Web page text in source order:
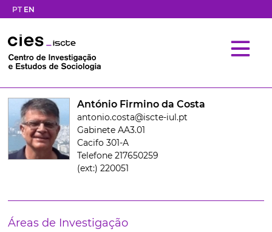
PT EN
António Firmino da Costa
antonio.costa@iscte-iul.pt
Gabinete AA3.01
Cacifo 301-A
Telefone 217650259
(ext:) 220051
Áreas de Investigação